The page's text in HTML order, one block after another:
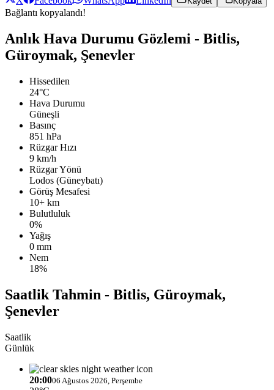
Bağlantı kopyalandı!
Anlık Hava Durumu Gözlemi - Bitlis,
Güroymak, Şenevler
Hissedilen
24°C
Hava Durumu
Güneşli
Basınç
851 hPa
Rüzgar Hızı
9 km/h
Rüzgar Yönü
Lodos (Güneybatı)
Görüş Mesafesi
10+ km
Bulutluluk
0%
Yağış
0 mm
Nem
18%
Saatlik Tahmin - Bitlis, Güroymak,
Şenevler
Saatlik
Günlük
20:0006 Ağustos 2026, Perşembe